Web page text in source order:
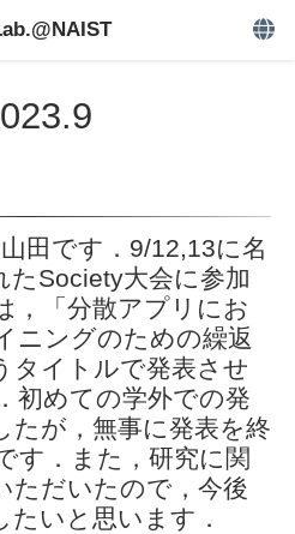
田です．9/12,13に名
たSociety大会に参加
，「分散アプリにお
ニングのための繰返
タイトルで発表させ
初めての学外での発
たが，無事に発表を終
す．また，研究に関
ただいたので，今後
いと思います．